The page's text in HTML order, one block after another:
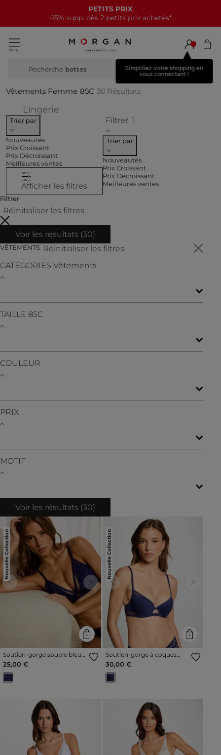
NOUVELLE COLLECTION
15€ offerts tous les 70€*
Simplifiez votre shopping en
vous connectant !
Recherche bottes haut
Vêtements Femme 85C 30 Résultats
LingerieAffiner par CATEGORIES : Lingerie
Trier par
Nouveautés
Prix Croissant
Prix Décroissant
Meilleures ventes
Afficher les filtres
Filtrer 1
Trier par
Nouveautés
Prix Croissant
Prix Décroissant
Meilleures ventes
Filtrer
Réinitialiser les filtres
Voir les résultats (30)
VÊTEMENTS Réinitialiser les filtres
CATEGORIES Vêtements
TAILLE 85C
COULEUR
PRIX
MOTIF
Voir les résultats (30)
Nouvelle Collection
Previous Next
Soutien-gorge souple bleu
marine femme
25,00 €
Nouvelle Collection
Previous Next
Soutien-gorge à coques
bleu marine femme
30,00 €